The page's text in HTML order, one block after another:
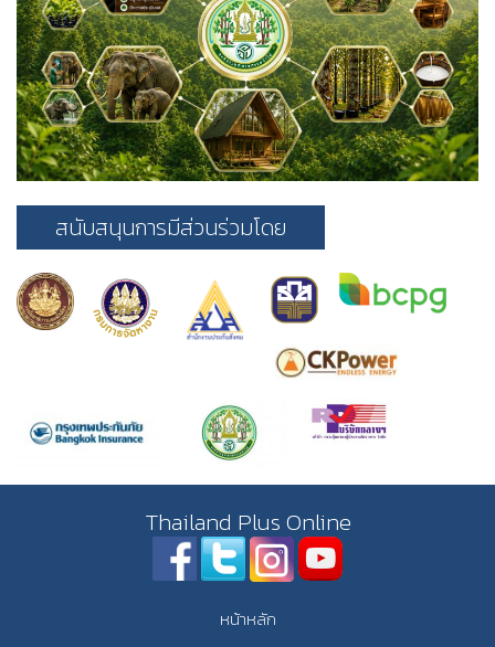
สนับสนุนการมีส่วนร่วมโดย
Thailand Plus Online
หน้าหลัก